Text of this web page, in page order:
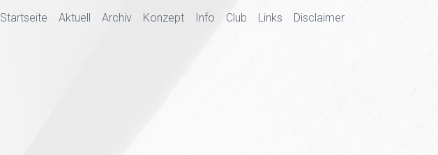
Startseite Aktuell Archiv Konzept Info Club Links Disclaimer